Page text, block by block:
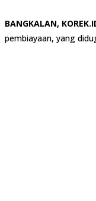
BANGKALAN,
pembiayaan, yang